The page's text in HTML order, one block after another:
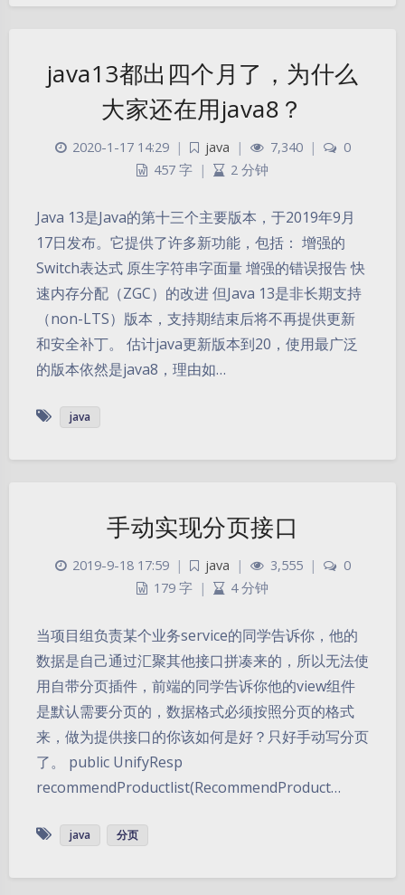
暗黑模式
java13都出四个月了，为什么
大家还在用java8？
2020-1-17 14:29 | java | 7,340 |
0
457 字 | 2 分钟
Java 13是Java的第十三个主要版本，于2019年9月
17日发布。它提供了许多新功能，包括： 增强的
Switch表达式 原生字符串字面量 增强的错误报告 快
速内存分配（ZGC）的改进 但Java 13是非长期支持
（non-LTS）版本，支持期结束后将不再提供更新
和安全补丁。 估计java更新版本到20，使用最广泛
的版本依然是java8，理由如…
java
手动实现分页接口
2019-9-18 17:59 | java | 3,555 |
0
179 字 | 4 分钟
当项目组负责某个业务service的同学告诉你，他的
数据是自己通过汇聚其他接口拼凑来的，所以无法使
用自带分页插件，前端的同学告诉你他的view组件
是默认需要分页的，数据格式必须按照分页的格式
来，做为提供接口的你该如何是好？只好手动写分页
了。 public UnifyResp
recommendProductlist(RecommendProduct…
java 分页